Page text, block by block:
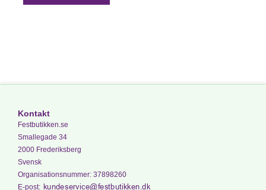
Kontakt
Festbutikken.se
Smallegade 34
2000 Frederiksberg
Svensk
Organisationsnummer: 37898260
E-post: